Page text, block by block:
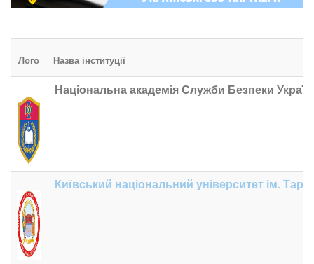
Лого Назва інституції
Національна академія Служби Безпеки
Київський національний університет ім.